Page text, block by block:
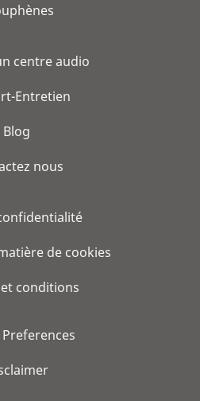
centre audio
Entretien
Blog
nous
de cookies
conditions